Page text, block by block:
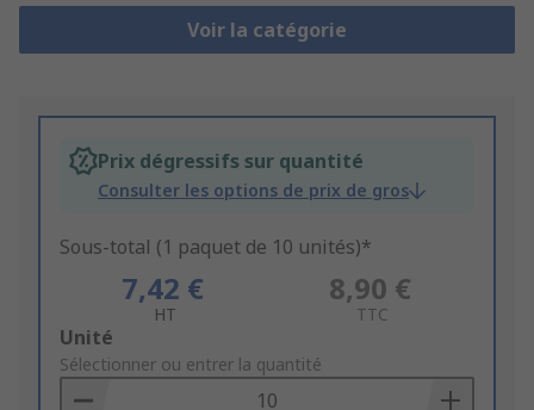
Voir la catégorie
Prix dégressifs sur quantité
Consulter les options de prix de gros
Sous-total (1 paquet de 10 unités)*
7,42 €
HT
8,90 €
TTC
Add
to
Basket
Unité
Sélectionner ou entrer la quantité